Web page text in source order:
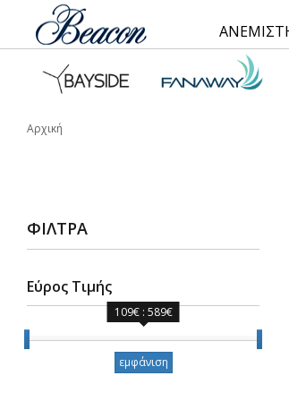
Αρχική
ΦΊΛΤΡΑ
Εύρος Τιμής
Εύρος Τιμής
109€ : 589€
εμφάνιση